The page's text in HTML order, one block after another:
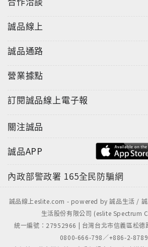
誠品線上
誠品通路
營業據點
訂閱誠品線上電子報
關注誠品
誠品APP
內政部警政署 165全民防騙網
誠品線上eslite.com - powered by 誠品生活 /
生活股份有限公司 (eslite Spectrum
統一編號：27952966 | 台灣台北市信義區松德
0800-666-798／+886-2-